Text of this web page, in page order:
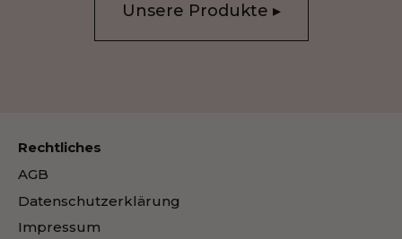
Unsere Produkte ▸
Rechtliches
AGB
Datenschutzerklärung
Impressum